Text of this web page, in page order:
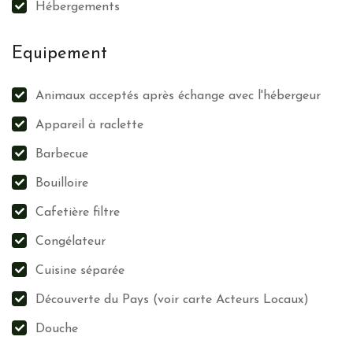
Fleurs des champs
Herbes folles
Valorisation des producteurs locaux, de l’artisanat et des
Valorisation du patrimoine local et culturel
en prenant en compte, entre autres, les retours des visiteurs
Hébergements
Equipement
Animaux acceptés après échange avec l'hébergeur
Appareil à raclette
Barbecue
Bouilloire
Cafetière filtre
Congélateur
Cuisine séparée
Découverte du Pays (voir carte Acteurs Locaux)
Douche